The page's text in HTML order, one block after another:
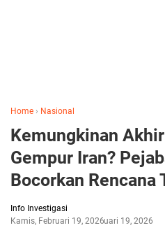
Home › Nasional
Kemungkinan
Gempur Iran?
Bocorkan Rencana
Info Investigasi
Kamis, Februari 19, 2026Februari 19, 2026